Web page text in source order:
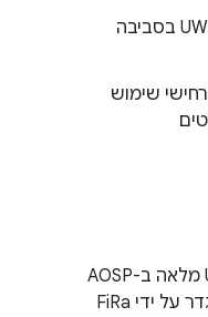
שיפור האיכות והתאימות של UWB בסביבה
שימוש
‫Android 13 כולל מחסנית UWB מלאה ב-AOSP
שמשתמשת במפרט UCI שהוגדר על ידי FiRa